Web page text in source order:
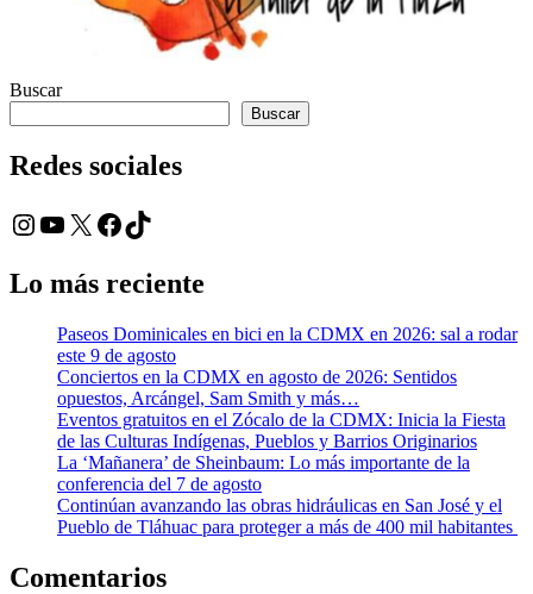
Buscar
Buscar
Redes sociales
Instagram
YouTube
X Facebook
TikTok
Lo más reciente
Paseos Dominicales en bici en la CDMX en 2026: sal a rodar
este 9 de agosto
Conciertos en la CDMX en agosto de 2026: Sentidos
opuestos, Arcángel, Sam Smith y más…
Eventos gratuitos en el Zócalo de la CDMX: Inicia la Fiesta
de las Culturas Indígenas, Pueblos y Barrios Originarios
La ‘Mañanera’ de Sheinbaum: Lo más importante de la
conferencia del 7 de agosto
Continúan avanzando las obras hidráulicas en San José y el
Pueblo de Tláhuac para proteger a más de 400 mil habitantes
Comentarios